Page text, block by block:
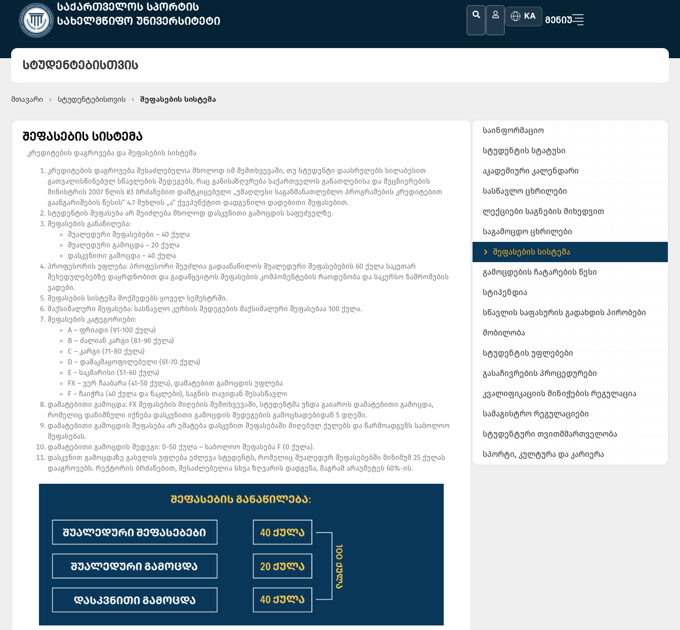
საქართველოს სპორტის
სახელმწიფო უნივერსიტეტი
KA ᲛᲔᲜᲘᲣ
სტუდენტებისთვის
მთავარი › სტუდენტებისთვის › შეფასების სისტემა
შეფასების სისტემა
კრედიტების დაგროვება და შეფასების სისტემა
კრედიტების დაგროვება შესაძლებელია მხოლოდ იმ შემთხვევაში, თუ სტუდენტი დაასრულებს სილაბუსით
გათვალისწინებულ სწავლების შედეგებს, რაც განისაზღვრება საქართველოს განათლებისა და მეცნიერების
მინისტრის 2007 წლის #3 ბრძანებით დამტკიცებული „უმაღლესი საგანმანათლებლო პროგრამების კრედიტებით
გაანგარიშების წესის“ 4.7 მუხლის „ა“ ქვეპუნქტით დადგენილი დადებითი შეფასებით.
სტუდენტის შეფასება არ შეიძლება მხოლოდ დასკვნითი გამოცდის საფუძველზე.
შეფასების განაწილება:
შუალედური შეფასებები – 40 ქულა
შუალედური გამოცდა – 20 ქულა
დასკვნითი გამოცდა – 40 ქულა
პროფესორის უფლება: პროფესორი შეუძლია გადაანაწილოს შუალედური შეფასებების 60 ქულა საკუთარ
შეხედულებებზე დაყრდნობით და გადაწყვიტოს შეფასების კომპონენტების რაოდენობა და საკურსო ნაშრომების
ვადები.
შეფასების სისტემა მოქმედებს ყოველ სემესტრში.
მაქსიმალური შეფასება: სასწავლო კურსის შედეგების მაქსიმალური შეფასებაა 100 ქულა.
შეფასების კატეგორიები:
A – ფრიადი (91-100 ქულა)
B – ძალიან კარგი (81-90 ქულა)
C – კარგი (71-80 ქულა)
D – დამაკმაყოფილებელი (61-70 ქულა)
E – საკმარისი (51-60 ქულა)
FX – ვერ ჩააბარა (41-50 ქულა), დამატებით გამოცდის უფლება
F – ჩაიჭრა (40 ქულა და ნაკლები), საგნის თავიდან შესასწავლი
დამატებითი გამოცდა: FX შეფასების მიღების შემთხვევაში, სტუდენტმა უნდა გაიაროს დამატებითი გამოცდა,
რომელიც დანიშნული იქნება დასკვნითი გამოცდის შედეგების გამოცხადებიდან 5 დღეში.
დამატებითი გამოცდის შეფასება არ ემატება დასკვნით შეფასებაში მიღებულ ქულებს და წარმოადგენს საბოლოო
შეფასებას.
დამატებითი გამოცდის შედეგი: 0-50 ქულა – საბოლოო შეფასება F (0 ქულა).
დასკვნით გამოცდაზე გასვლის უფლება ეძლევა სტუდენტს, რომელიც შუალედურ შეფასებებში მინიმუმ 25 ქულას
დააგროვებს. რექტორის ბრძანებით, შესაძლებელია სხვა ზღვარის დადგენა, მაგრამ არაუმეტეს 60%-ის.
საინფორმაციო
სტუდენტის სტატუსი
აკადემიური კალენდარი
სასწავლო ცხრილები
ლექციები საგნების მიხედვით
საგამოცდო ცხრილები
შეფასების სისტემა
გამოცდების ჩატარების წესი
სტიპენდია
სწავლის საფასურის გადახდის პირობები
მობილობა
სტუდენტის უფლებები
გასაჩივრების პროცედურები
კვალიფიკაციის მინიჭების რეგულაცია
სამაგისტრო რეგულაციები
სტუდენტური თვითმმართველობა
სპორტი, კულტურა და კარიერა